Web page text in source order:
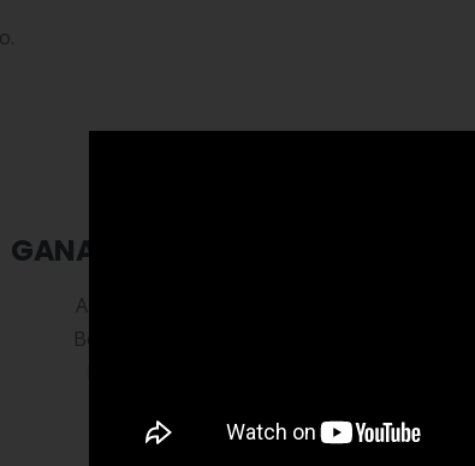
GANADORES BONO $1.000.000
Astorga Domínguez Julio Alfredo
Bonivento Palmar Hector Manuel